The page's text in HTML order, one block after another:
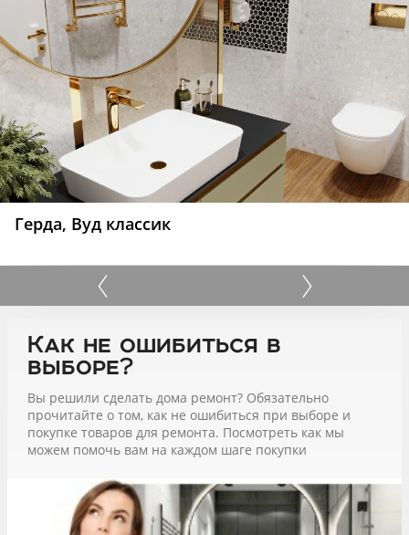
Герда, Вуд классик
Как не ошибиться в
выборе?
Вы решили сделать дома ремонт? Обязательно
прочитайте о том, как не ошибиться при выборе и
покупке товаров для ремонта. Посмотреть как мы
можем помочь вам на каждом шаге покупки